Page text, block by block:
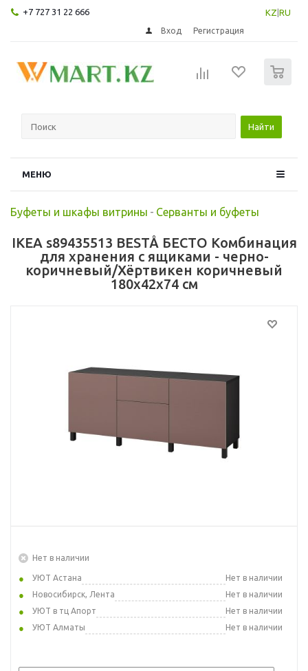
+7 727 31 22 666 KZ RU
Вход Регистрация
Найти
МЕНЮ
Буфеты и шкафы витрины - Серванты и буфеты
IKEA s89435513 BESTÅ БЕСТО Комбинация
для хранения с ящиками - черно-
коричневый/Хёртвикен коричневый
180x42x74 см
Нет в наличии
УЮТ Астана
Нет в наличии
Новосибирск, Лента
Нет в наличии
УЮТ в тц Апорт
Нет в наличии
УЮТ Алматы
Нет в наличии